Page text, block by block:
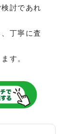
討であれ
丁寧に査
す。